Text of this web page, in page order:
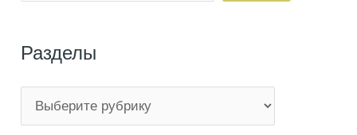
Разделы
а